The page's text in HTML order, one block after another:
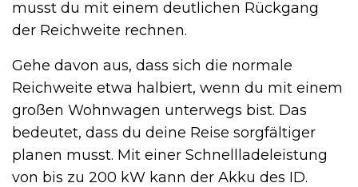
musst du mit einem deutlichen Rückgang
der Reichweite rechnen.
Gehe davon aus, dass sich die normale
Reichweite etwa halbiert, wenn du mit einem
großen Wohnwagen unterwegs bist. Das
bedeutet, dass du deine Reise sorgfältiger
planen musst. Mit einer Schnellladeleistung
von bis zu 200 kW kann der Akku des ID.